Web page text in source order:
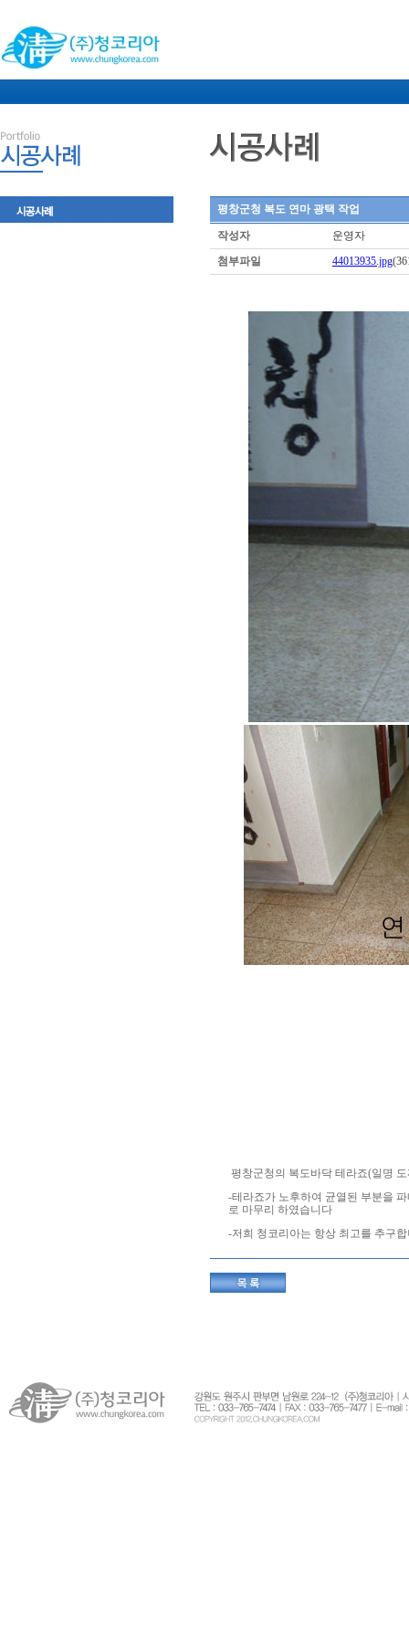
평창군청 복도 연마 광택 작업
작성자
운영자
첨부파일
44013935.jpg
평창군청의 복도바닥 테라죠(일명
-테라죠가 노후하여 균열된 부분을
로 마무리 하였습니다
-저희 청코리아는 항상 최고를 추구